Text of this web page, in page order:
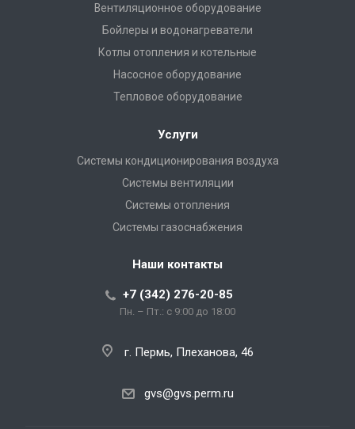
Вентиляционное оборудование
Бойлеры и водонагреватели
Котлы отопления и котельные
Насосное оборудование
Тепловое оборудование
Услуги
Системы кондиционирования воздуха
Системы вентиляции
Системы отопления
Системы газоснабжения
Наши контакты
+7 (342) 276-20-85
Пн. – Пт.: с 9:00 до 18:00
г. Пермь, Плеханова, 46
gvs@gvs.perm.ru